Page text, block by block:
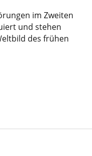
im Zweiten
und stehen
des frühen